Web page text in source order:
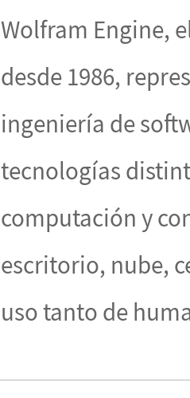
Wolfram Engine,
desde 1986,
ingeniería de
tecnologías
computación y
escritorio, nube,
uso tanto de